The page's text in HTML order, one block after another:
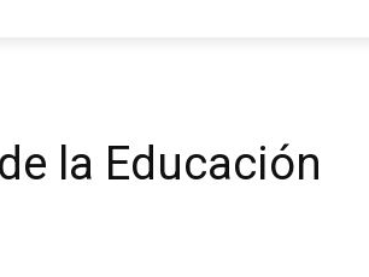
la Educación